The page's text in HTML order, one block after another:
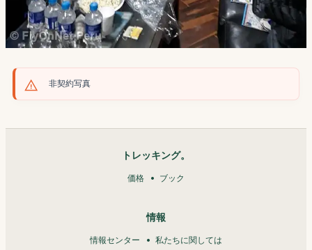
非契約写真
トレッキング。
価格 ブック
情報
情報センター 私たちに関しては